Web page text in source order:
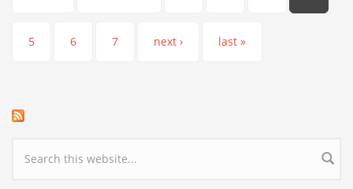
5 6 7 next › last »
Search form